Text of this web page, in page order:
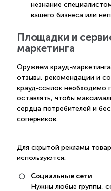
незнание
вашего бизнеса или
Площадки и
маркетинга
Оружием крауд-
отзывы, рекомендации и
крауд-ссылок необходимо
оставлять, чтобы
сердца потребителей и
соперников.
Для скрытой рекламы
используются:
Социальные сети
Нужны любые группы,